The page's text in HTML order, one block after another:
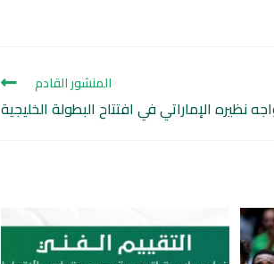
المنشور القادم
نظيره الإماراتي في افتتاح البطولة الخليجية